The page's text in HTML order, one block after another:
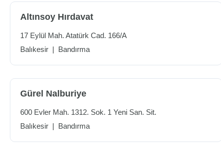
Altınsoy Hırdavat
17 Eylül Mah. Atatürk Cad. 166/A
Balıkesir | Bandırma
Gürel Nalburiye
600 Evler Mah. 1312. Sok. 1 Yeni San. Sit.
Balıkesir | Bandırma